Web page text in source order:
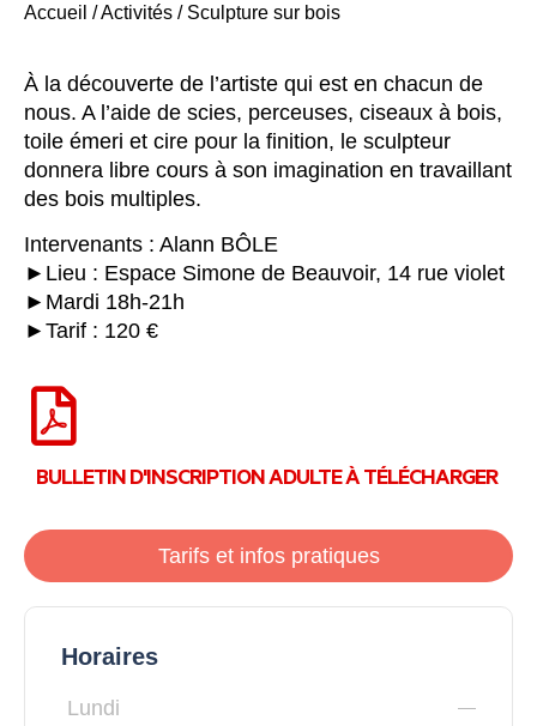
Accueil /Activités / Sculpture sur bois
À la découverte de l’artiste qui est en chacun de
nous. A l’aide de scies, perceuses, ciseaux à bois,
toile émeri et cire pour la finition, le sculpteur
donnera libre cours à son imagination en travaillant
des bois multiples.
Intervenants : Alann BÔLE
►Lieu : Espace Simone de Beauvoir, 14 rue violet
►Mardi 18h-21h
►Tarif : 120 €
BULLETIN D'INSCRIPTION ADULTE À TÉLÉCHARGER
Tarifs et infos pratiques
Horaires
Lundi